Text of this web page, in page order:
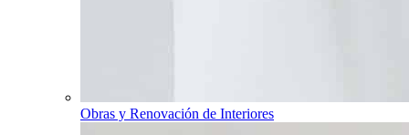
Obras y Renovación de Interiores